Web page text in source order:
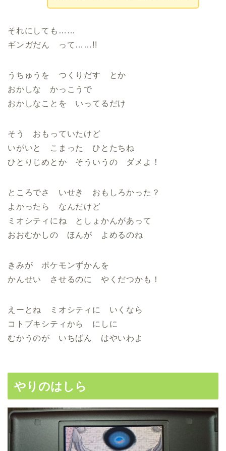
それにしても……
ギンガだん って……!!
うちゅうを つくりだす とか
おかしな かっこうで
おかしなことを いってるだけ
そう おもっていたけど
いがいと こまった ひとたちね
ひとりじめとか そういうの ダメよ！
ところでさ いせき おもしろかった？
よかったら なんだけど
ミオシティにね としょかんがあって
おおむかしの ほんが よめるのね
きみが ポケモンずかんを
かんせい させるのに やくだつかも！
えーとね ミオシティに いくなら
コトブキシティから にしに
むかうのが いちばん はやいわよ
やりのはしら